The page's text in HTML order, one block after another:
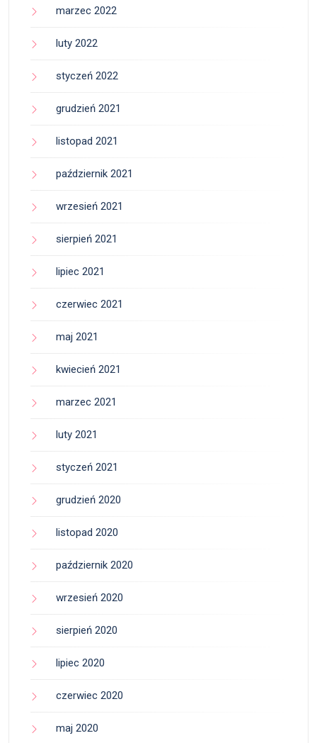
marzec 2022
luty 2022
styczeń 2022
grudzień 2021
listopad 2021
październik 2021
wrzesień 2021
sierpień 2021
lipiec 2021
czerwiec 2021
maj 2021
kwiecień 2021
marzec 2021
luty 2021
styczeń 2021
grudzień 2020
listopad 2020
październik 2020
wrzesień 2020
sierpień 2020
lipiec 2020
czerwiec 2020
maj 2020